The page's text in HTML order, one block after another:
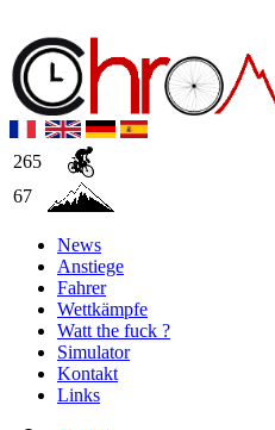
265
67
News
Anstiege
Fahrer
Wettkämpfe
Watt the fuck ?
Simulator
Kontakt
Links